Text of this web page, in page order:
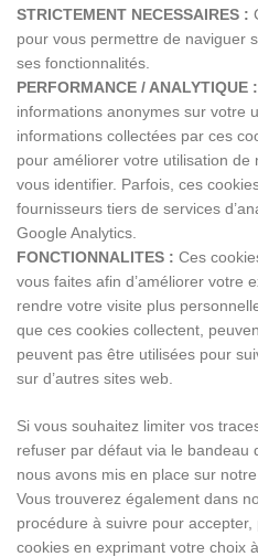
STRICTEMENT NECESSAIRES :
pour vous permettre de naviguer
ses fonctionnalités.
PERFORMANCE / ANALYTIQUE :
informations anonymes sur votre
informations collectées par ces
pour améliorer votre utilisation de
vous identifier. Parfois, ces
fournisseurs tiers de services
Google Analytics.
FONCTIONNALITES : Ces
vous faites afin d’améliorer votre
rendre votre visite plus
que ces cookies collectent,
peuvent pas être utilisées pour
sur d’autres sites web.
Si vous souhaitez limiter vos
refuser par défaut via le bandeau
nous avons mis en place sur
Vous trouverez également dans
procédure à suivre pour
cookies en exprimant votre choix